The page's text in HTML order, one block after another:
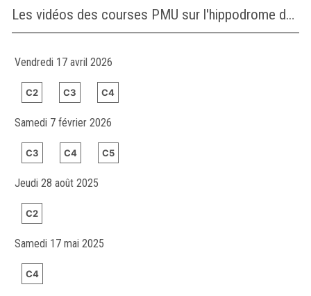
Les vidéos des courses PMU sur l'hippodrome de NEWBURY
Vendredi 17 avril 2026
C2 C3 C4
Samedi 7 février 2026
C3 C4 C5
Jeudi 28 août 2025
C2
Samedi 17 mai 2025
C4